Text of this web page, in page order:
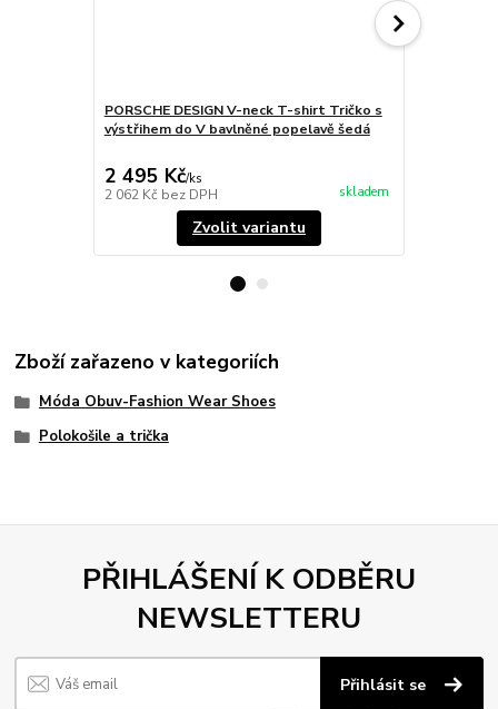
PORSCHE DESIGN V-neck T-shirt Tričko s
výstřihem do V bavlněné popelavě šedá
2 495 Kč/ks
2 062 Kč bez DPH skladem
Zvolit variantu
Zboží zařazeno v kategoriích
Móda Obuv-Fashion Wear Shoes
Polokošile a trička
PŘIHLÁŠENÍ K ODBĚRU
NEWSLETTERU
Přihlásit se